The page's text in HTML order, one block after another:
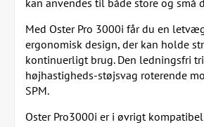
kan anvendes til både store og små
Med Oster Pro 3000i får du en
ergonomisk design, der kan holde
kontinuerligt brug. Den ledningsfri
højhastigheds-støjsvag roterende
SPM.
Oster Pro3000i er i øvrigt